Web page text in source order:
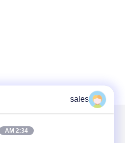
sales
2:34 AM